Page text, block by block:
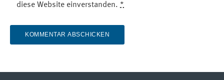
diese Website einverstanden. *